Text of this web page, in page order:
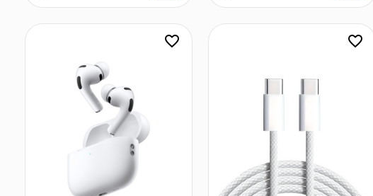
favorite_border
favorite_border